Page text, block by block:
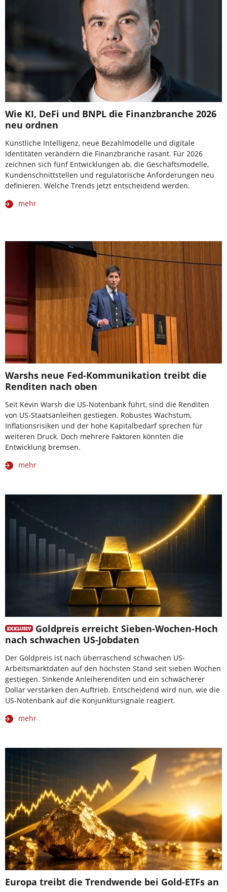
Wie KI, DeFi und BNPL die Finanzbranche 2026
neu ordnen
Künstliche Intelligenz, neue Bezahlmodelle und digitale
Identitäten verändern die Finanzbranche rasant. Für 2026
zeichnen sich fünf Entwicklungen ab, die Geschäftsmodelle,
Kundenschnittstellen und regulatorische Anforderungen neu
definieren. Welche Trends jetzt entscheidend werden.
mehr
Warshs neue Fed-Kommunikation treibt die
Renditen nach oben
Seit Kevin Warsh die US-Notenbank führt, sind die Renditen
von US-Staatsanleihen gestiegen. Robustes Wachstum,
Inflationsrisiken und der hohe Kapitalbedarf sprechen für
weiteren Druck. Doch mehrere Faktoren könnten die
Entwicklung bremsen.
mehr
Goldpreis erreicht Sieben-Wochen-Hoch
nach schwachen US-Jobdaten
Der Goldpreis ist nach überraschend schwachen US-
Arbeitsmarktdaten auf den höchsten Stand seit sieben Wochen
gestiegen. Sinkende Anleiherenditen und ein schwächerer
Dollar verstärken den Auftrieb. Entscheidend wird nun, wie die
US-Notenbank auf die Konjunktursignale reagiert.
mehr
Europa treibt die Trendwende bei Gold-ETFs an